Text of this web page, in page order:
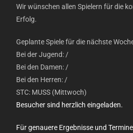
Wir wünschen allen Spielern für die
Erfolg.
Geplante Spiele für die nächste
Bei der Jugend: /
Bei den Damen: /
Bei den Herren: /
STC: MUSS (Mittwoch)
Besucher sind herzlich eingeladen.
Für genauere Ergebnisse und